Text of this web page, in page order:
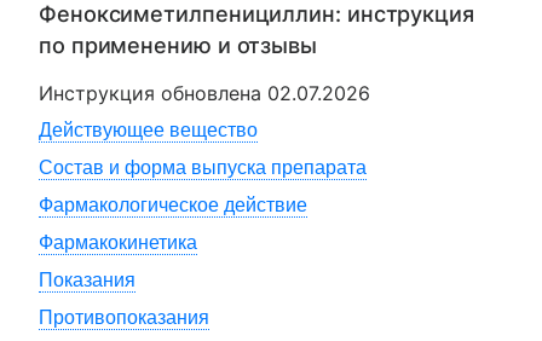
Феноксиметилпенициллин: инструкция
по применению и отзывы
Инструкция обновлена 02.07.2026
Действующее вещество
Состав и форма выпуска препарата
Фармакологическое действие
Фармакокинетика
Показания
Противопоказания